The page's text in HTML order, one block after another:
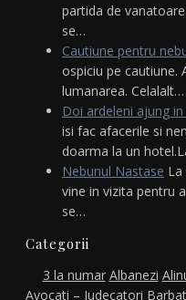
partida de
se…
Cautiune pentru
ospiciu pe cautiune.
lumanarea. Celalalt…
Doi ardeleni ajung
isi fac afacerile si
doarma la un
Nebunul Nastase
vine in vizita pentru
se…
Categorii
3 la numar Albanezi
Avocati – Judecatori